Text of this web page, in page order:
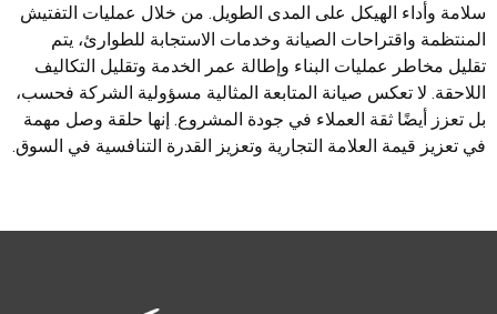
سلامة وأداء الهيكل على المدى الطويل. من خلال عمليات التفتيش
المنتظمة واقتراحات الصيانة وخدمات الاستجابة للطوارئ، يتم
تقليل مخاطر عمليات البناء وإطالة عمر الخدمة وتقليل التكاليف
اللاحقة. لا تعكس صيانة المتابعة المثالية مسؤولية الشركة فحسب،
بل تعزز أيضًا ثقة العملاء في جودة المشروع. إنها حلقة وصل مهمة
في تعزيز قيمة العلامة التجارية وتعزيز القدرة التنافسية في السوق.